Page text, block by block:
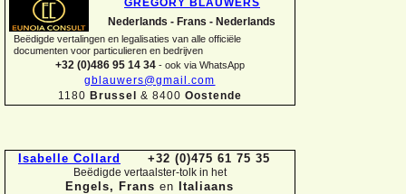
GREGORY BLAUWERS
Nederlands - Frans - Nederlands
Beëdigde vertalingen en legalisaties van alle officiële
documenten voor particulieren en bedrijven
+32 (0)486 95 14 34 - ook via WhatsApp
gblauwers@gmail.com
1180 Brussel & 8400 Oostende
Isabelle Collard +32 (0)475 61 75 35
Beëdigde vertaalster-tolk in het
Engels, Fransen Italiaans